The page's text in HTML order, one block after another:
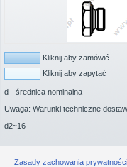
Kliknij aby zamówić
Kliknij aby zapytać
d - średnica nominalna
Uwaga: Warunki techniczne
d2~16
Zasady zachowania prywatności